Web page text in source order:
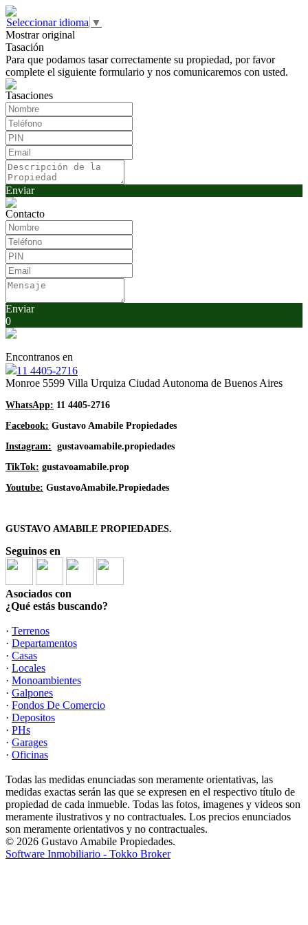
Seleccionar idioma ▼
Mostrar original
Tasación
Para que podamos tasar correctamente su propiedad, por favor
complete el siguiente formulario y nos comunicaremos con usted.
Tasaciones
Enviar
Contacto
Enviar
0
Encontranos en
11 4405-2716
Monroe 5599 Villa Urquiza Ciudad Autonoma de Buenos Aires
WhatsApp: 11 4405-2716
Facebook: Gustavo Amabile Propiedades
Instagram: gustavoamabile.propiedades
TikTok: gustavoamabile.prop
Youtube: GustavoAmabile.Propiedades
GUSTAVO AMABILE PROPIEDADES.
Seguinos en
Asociados con
¿Qué estás buscando?
· Terrenos
· Departamentos
· Casas
· Locales
· Monoambientes
· Galpones
· Fondos De Comercio
· Depositos
· PHs
· Garages
· Oficinas
Todas las medidas enunciadas son meramente orientativas, las
medidas exactas serán las que se expresen en el respectivo título de
propiedad de cada inmueble. Todas las fotos, imagenes y videos son
meramente ilustrativos y no contractuales. Los precios enunciados
son meramente orientativos y no contractuales.
© 2026 Gustavo Amabile Propiedades.
Software Inmobiliario - Tokko Broker